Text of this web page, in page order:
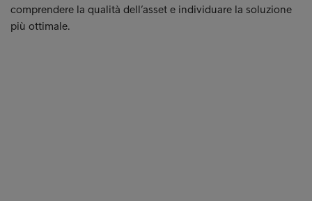
comprendere la qualità dell’asset e individuare la soluzione
più ottimale.